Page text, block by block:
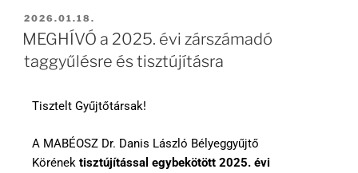
2026.01.18.
MEGHÍVÓ a 2025. évi zárszámadó
taggyűlésre és tisztújításra
Tisztelt Gyűjtőtársak!
A MABÉOSZ Dr. Danis László Bélyeggyűjtő
Körének tisztújítással egybekötött 2025. évi